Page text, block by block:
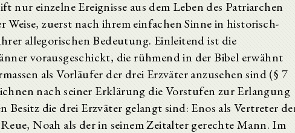
nur einzelne Ereignisse aus dem Leben des Patriarchen
zuerst nach ihrem einfachen Sinne in historisch-
allegorischen Bedeutung. Einleitend ist die
vorausgeschickt, die rühmend in der Bibel erwähnt
als Vorläufer der drei Erzväter anzusehen sind (§ 7
nach seiner Erklärung die Vorstufen zur Erlangung
die drei Erzväter gelangt sind: Enos als Vertreter
Noah als der in seinem Zeitalter gerechte Mann. Im